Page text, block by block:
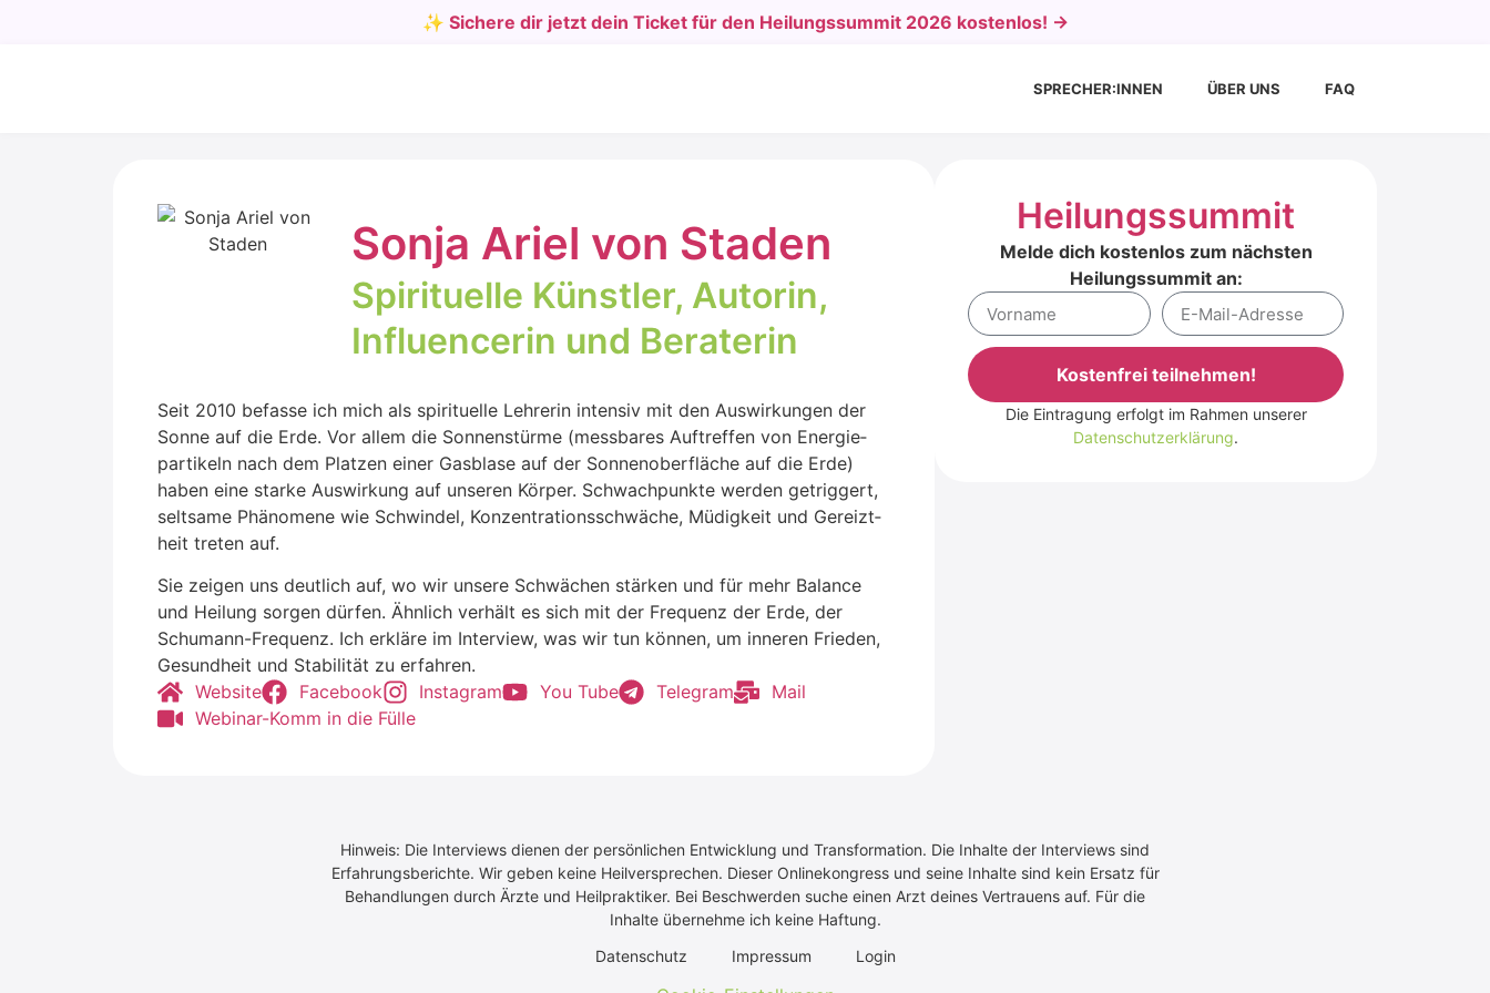
✨ Sichere dir jetzt dein Ticket für den Heilungssummit 2026 kostenlos! →
SPRECHER:INNEN ÜBER UNS FAQ
Son­ja Ari­el von Sta­den
Spi­ri­tu­el­le Künst­ler, Autorin,
Influen­ce­rin und Bera­te­rin
Seit 2010 befas­se ich mich als spi­ri­tu­el­le Leh­re­rin inten­siv mit den Aus­wir­kun­gen der
Son­ne auf die Erde. Vor allem die Son­nen­stür­me (mess­ba­res Auf­tref­fen von Ener­gie­
par­ti­keln nach dem Plat­zen einer Gas­bla­se auf der Son­nen­ober­flä­che auf die Erde)
haben eine star­ke Aus­wir­kung auf unse­ren Kör­per. Schwach­punk­te wer­den getrig­gert,
selt­sa­me Phä­no­me­ne wie Schwin­del, Kon­zen­tra­ti­ons­schwä­che, Müdig­keit und Gereizt­
heit tre­ten auf.
Sie zei­gen uns deut­lich auf, wo wir unse­re Schwä­chen stär­ken und für mehr Balan­ce
und Hei­lung sor­gen dür­fen. Ähn­lich ver­hält es sich mit der Fre­quenz der Erde, der
Schu­mann-Fre­quenz. Ich erklä­re im Inter­view, was wir tun kön­nen, um inne­ren Frie­den,
Gesund­heit und Sta­bi­li­tät zu erfah­ren.
Web­site
Face­book Insta­gram You Tube Tele­gram
Mail
Web­i­nar-Komm in die Fül­le
Heilungssummit
Melde dich kostenlos zum nächsten
Heilungssummit an:
Kostenfrei teilnehmen!
Alternative:
Die Eintragung erfolgt im Rahmen unserer
Datenschutzerklärung.
Hinweis: Die Interviews dienen der persönlichen Entwicklung und Transformation. Die Inhalte der Interviews sind
Erfahrungsberichte. Wir geben keine Heilversprechen. Dieser Onlinekongress und seine Inhalte sind kein Ersatz für
Behandlungen durch Ärzte und Heilpraktiker. Bei Beschwerden suche einen Arzt deines Vertrauens auf. Für die
Inhalte übernehme ich keine Haftung.
Daten­schutz
Impres­sum Log­in